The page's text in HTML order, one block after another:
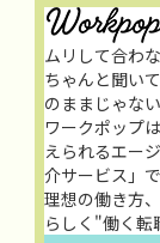
ムリして合わ
ちゃんと聞い
のままじゃな
ワークポップ
えられるエー
介サービス」で
理想の働き方
らしく"働く転